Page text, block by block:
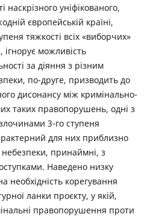
наскрізного уніфікованого,
європейській країні,
тяжкості всіх «виборчих»
можливість
за діяння з різним
по-друге, призводить до
дисонансу між кримінально-
таких правопорушень, одні з
3-го ступеня
для них приблизно
небезпеки, принаймні, з
Наведено низку
необхідність корегування
ланки проєкту, у якій,
правопорушення проти